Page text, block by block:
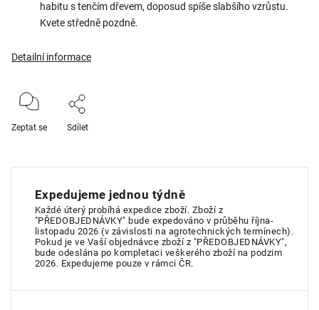
habitu s tenčím dřevem, doposud spíše slabšího vzrůstu.
Kvete středně pozdně.
Detailní informace
Zeptat se Sdílet
Expedujeme jednou týdně
Každé úterý probíhá expedice zboží. Zboží z
"PŘEDOBJEDNÁVKY" bude expedováno v průběhu října-
listopadu 2026 (v závislosti na agrotechnických termínech).
Pokud je ve Vaší objednávce zboží z "PŘEDOBJEDNÁVKY",
bude odeslána po kompletaci veškerého zboží na podzim
2026. Expedujeme pouze v rámci ČR.